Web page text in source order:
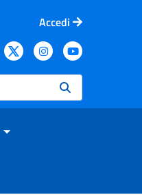
Accedi